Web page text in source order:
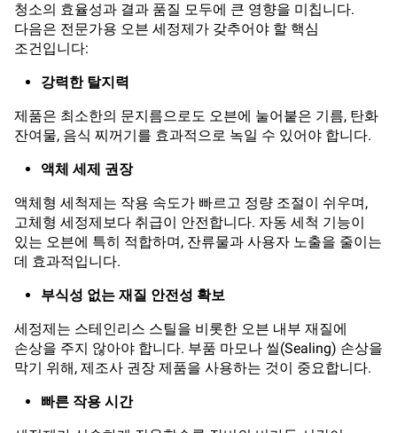
청소의 효율성과 결과 품질 모두에 큰 영향을 미칩니다.
다음은 전문가용 오븐 세정제가 갖추어야 할 핵심
조건입니다:
강력한 탈지력
제품은 최소한의 문지름으로도 오븐에 눌어붙은 기름, 탄화
잔여물, 음식 찌꺼기를 효과적으로 녹일 수 있어야 합니다.
액체 세제 권장
액체형 세척제는 작용 속도가 빠르고 정량 조절이 쉬우며,
고체형 세정제보다 취급이 안전합니다. 자동 세척 기능이
있는 오븐에 특히 적합하며, 잔류물과 사용자 노출을 줄이는
데 효과적입니다.
부식성 없는 재질 안전성 확보
세정제는 스테인리스 스틸을 비롯한 오븐 내부 재질에
손상을 주지 않아야 합니다. 부품 마모나 씰(Sealing) 손상을
막기 위해, 제조사 권장 제품을 사용하는 것이 중요합니다.
빠른 작용 시간